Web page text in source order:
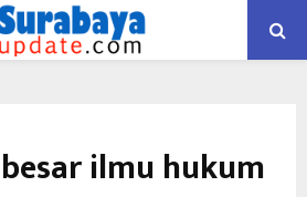
ilmu hukum